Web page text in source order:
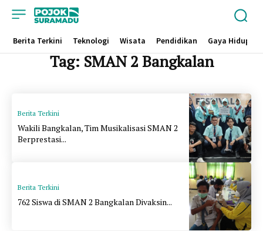
Berita Terkini Teknologi Wisata Pendidikan Gaya Hidup
Tag: SMAN 2 Bangkalan
Berita Terkini
Wakili Bangkalan, Tim Musikalisasi SMAN 2
Berprestasi...
Berita Terkini
762 Siswa di SMAN 2 Bangkalan Divaksin...